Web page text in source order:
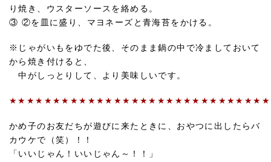
り焼き、ウスターソースを絡める。
③ ②を皿に盛り、マヨネーズと青海苔をかける。
※じゃがいもをゆでた後、そのまま鍋の中で冷ましておいて
から焼き付けると、
中がしっとりして、より美味しいです。
かめ子のお友だちが遊びに来たときに、おやつに出したらバ
カウケで（笑）！！
「いいじゃん！いいじゃん～！！」